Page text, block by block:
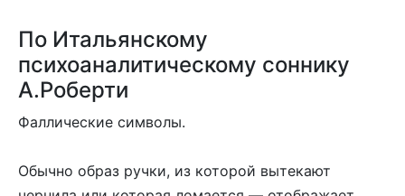
По Итальянскому
психоаналитическому соннику
А.Роберти
Фаллические символы.
Обычно образ ручки, из которой вытекают